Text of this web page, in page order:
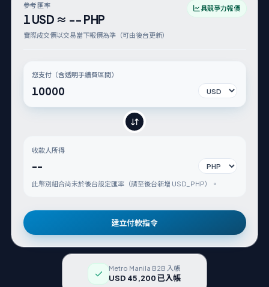
參考匯率
1USD ≈ -- PHP
實際成交價以交易當下報價為準（可由後台更新）
具競爭力報價
您支付（含透明手續費區間）
您支付幣別
收款人所得
--
此幣別組合尚未於後台設定匯率（請至後台新增 USD_PHP）。
建立付款指令
Metro Manila B2B 入帳
USD 45,200 已入帳